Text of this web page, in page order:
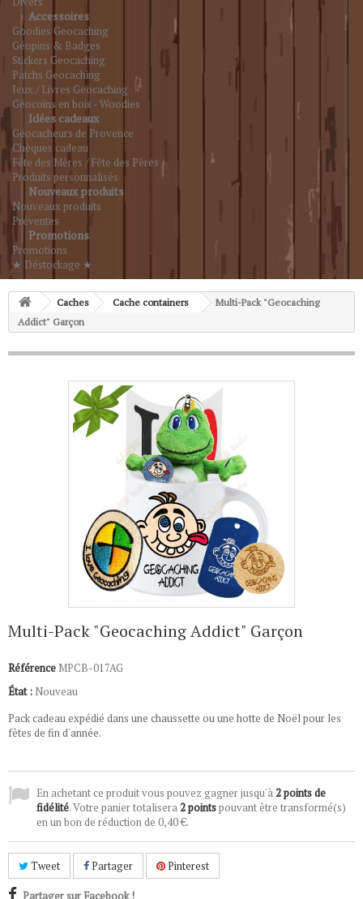
Accessoires
Goodies Geocaching
Géopins & Badges
Stickers Geocaching
Patchs Geocaching
Jeux / Livres Geocaching
Géocoins en bois - Woodies
Idées cadeaux
Géocacheurs de Provence
Chèques cadeau
Fête des Mères / Fête des Pères
Produits personnalisés
Nouveaux produits
Nouveaux produits
Préventes
Promotions
Promotions
★ Déstockage ★
Caches Cache containers
Multi-Pack "Geocaching
Addict" Garçon
Multi-Pack "Geocaching Addict" Garçon
Référence MPCB-017AG
État : Nouveau
Pack cadeau expédié dans une chaussette ou une hotte de Noël pour les
fêtes de fin d'année.
En achetant ce produit vous pouvez gagner jusqu'à2points de
fidélité. Votre panier totalisera2pointspouvant être transformé(s)
en un bon de réduction de 0,40 €.
Tweet Partager Pinterest
Partager sur Facebook !